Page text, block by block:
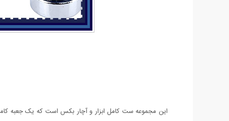
این مجموعه ست کامل ابزار و آچار بکس است که یک جعبه